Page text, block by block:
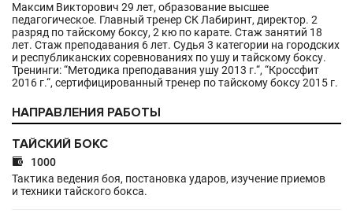
Максим Викторович 29 лет, образование высшее
педагогическое. Главный тренер СК Лабиринт, директор. 2
разряд по тайскому боксу, 2 кю по карате. Стаж занятий 18
лет. Стаж преподавания 6 лет. Судья 3 категории на городских
и республиканских соревнованиях по ушу и тайскому боксу.
Тренинги: “Методика преподавания ушу 2013 г.“, “Кроссфит
2016 г.“, сертифицированный тренер по тайскому боксу 2015 г.
НАПРАВЛЕНИЯ РАБОТЫ
ТАЙСКИЙ БОКС

1000
Тактика ведения боя, постановка ударов, изучение приемов
и техники тайского бокса.